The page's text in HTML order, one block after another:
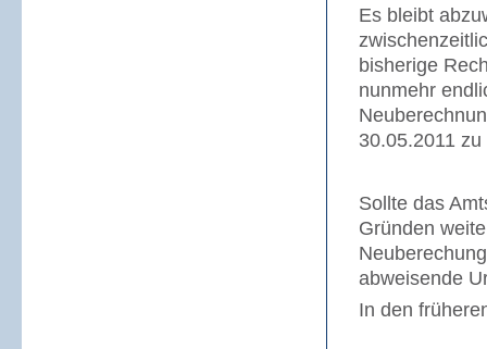
Es bleibt
bisherige
nunmehr
30.05.2011
Sollte das
Gründen
abweisende
In den